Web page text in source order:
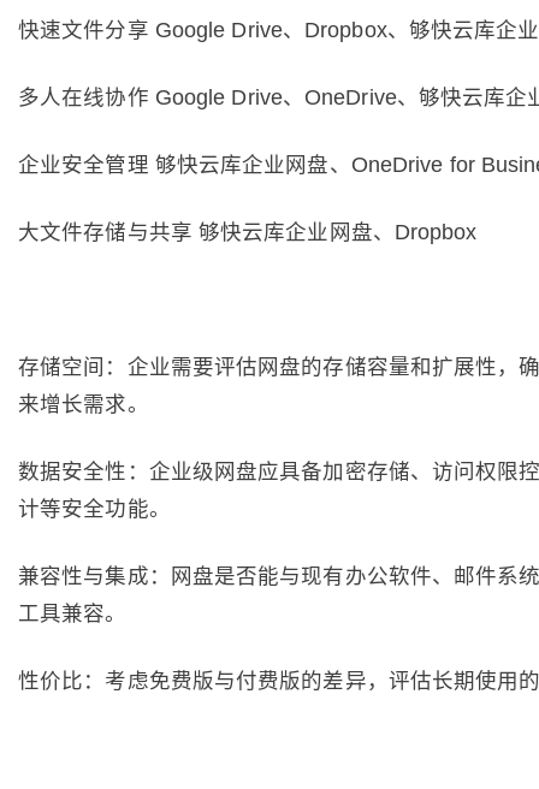
快速文件分享 Google Drive、Dropbox、够快云库企
多人在线协作 Google Drive、OneDrive、够快云库企
企业安全管理 够快云库企业网盘、OneDrive for
大文件存储与共享 够快云库企业网盘、Dropbox
存储空间：企业需要评估网盘的存储容量和扩展性，
来增长需求。
数据安全性：企业级网盘应具备加密存储、访问权限
计等安全功能。
兼容性与集成：网盘是否能与现有办公软件、邮件系
工具兼容。
性价比：考虑免费版与付费版的差异，评估长期使用